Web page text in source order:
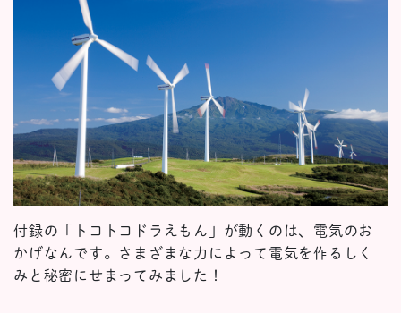
付録の「トコトコドラえもん」が動くのは、電気のお
かげなんです。さまざまな力によって電気を作るしく
みと秘密にせまってみました！